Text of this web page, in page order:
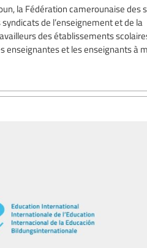
la Fédération camerounaise des
syndicats de l’enseignement et de la
des établissements
enseignantes et les enseignants à